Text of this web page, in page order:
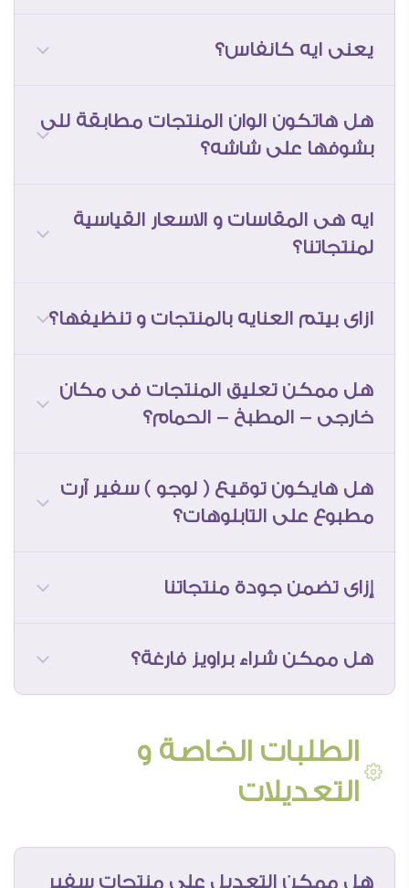
بالتأكيد هايتواصل معاك المندوب قبل
الوقت ده
ملامس بارزه او الوان فضى او ذهبى لامعه او
يعنى ايه كانفاس؟
هل هاتكون الوان المنتجات مطابقة للى
بشوفها على شاشه؟
ايه هى المقاسات و الاسعار القياسية
لمنتجاتنا؟
ازاى بيتم العنايه بالمنتجات و تنظيفها؟
هل ممكن تعليق المنتجات فى مكان
خارجى - المطبخ - الحمام؟
هل هايكون توقيع ( لوجو ) سفير آرت
مطبوع على التابلوهات؟
إزاى تضمن جودة منتجاتنا
هل ممكن شراء براويز فارغة؟
الطلبات الخاصة و
التعديلات
هل ممكن التعديل على منتجات سفير